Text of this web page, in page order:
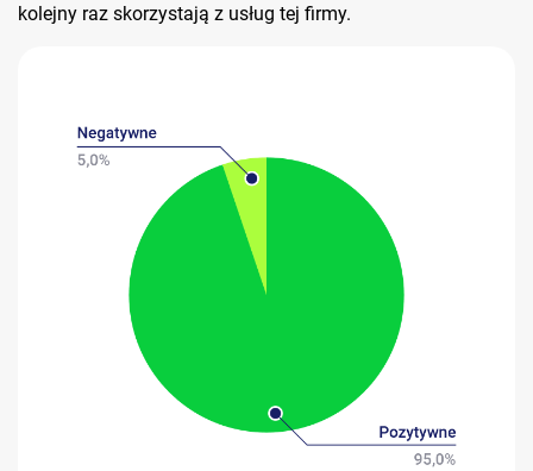
kolejny raz skorzystają z usług tej firmy.